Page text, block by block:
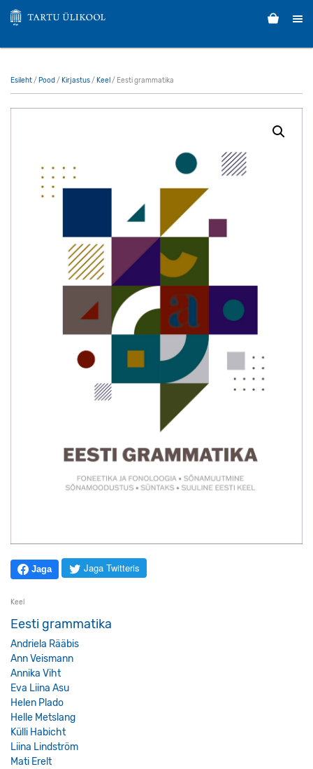
Esileht/ Pood / Kirjastus/ Keel / Eesti grammatika
Jaga Jaga Twitteris
Keel
Eesti grammatika
Andriela Rääbis
Ann Veismann
Annika Viht
Eva Liina Asu
Helen Plado
Helle Metslang
Külli Habicht
Liina Lindström
Mati Erelt